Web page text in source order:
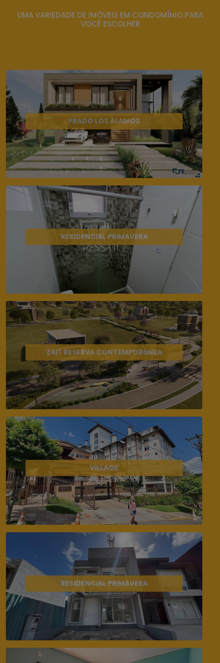
UMA VARIEDADE DE IMÓVEIS EM CONDOMÍNIO PARA
VOCÊ ESCOLHER
PRADO LOS ÁLAMOS
RESIDENCIAL PRIMAVERA
ZAIT RESERVA CONTEMPORâNEA
VILLAGE
RESIDENCIAL PRIMAVERA